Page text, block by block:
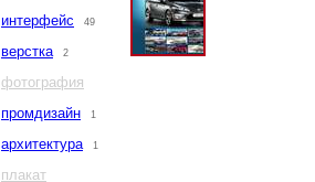
интерфейс
49
верстка 2
фотография
промдизайн
1
архитектура 1
плакат